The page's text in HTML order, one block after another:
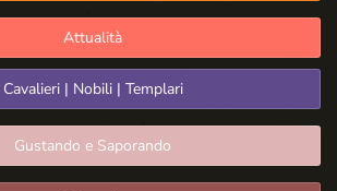
Attualità
Cavalieri | Nobili | Templari
Gustando e Saporando